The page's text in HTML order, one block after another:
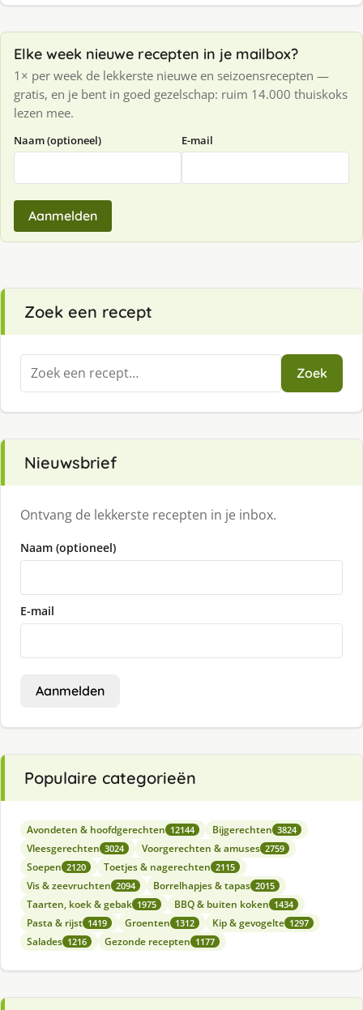
Elke week nieuwe recepten in je mailbox?
1× per week de lekkerste nieuwe en seizoensrecepten —
gratis, en je bent in goed gezelschap: ruim 14.000 thuiskoks
lezen mee.
Naam (optioneel) E-mail
Aanmelden
Zoek een recept
Zoeken
naar:
Zoek
Nieuwsbrief
Ontvang de lekkerste recepten in je inbox.
Naam (optioneel)
E-mail
Aanmelden
Populaire categorieën
Avondeten & hoofdgerechten 12144 Bijgerechten 3824
Vleesgerechten 3024 Voorgerechten & amuses 2759
Soepen 2120 Toetjes & nagerechten 2115
Vis & zeevruchten 2094 Borrelhapjes & tapas 2015
Taarten, koek & gebak 1975 BBQ & buiten koken 1434
Pasta & rijst 1419 Groenten 1312 Kip & gevogelte 1297
Salades 1216 Gezonde recepten 1177